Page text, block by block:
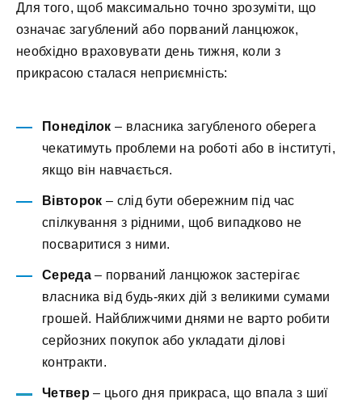
Для того, щоб максимально точно зрозуміти, що
означає загублений або порваний ланцюжок,
необхідно враховувати день тижня, коли з
прикрасою сталася неприємність:
Понеділок – власника загубленого оберега
чекатимуть проблеми на роботі або в інституті,
якщо він навчається.
Вівторок – слід бути обережним під час
спілкування з рідними, щоб випадково не
посваритися з ними.
Середа– порваний ланцюжок застерігає
власника від будь-яких дій з великими сумами
грошей. Найближчими днями не варто робити
серйозних покупок або укладати ділові
контракти.
Четвер – цього дня прикраса, що впала з шиї